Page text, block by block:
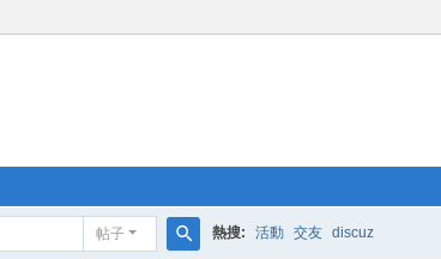
帖子 熱搜: 活動 交友 discuz